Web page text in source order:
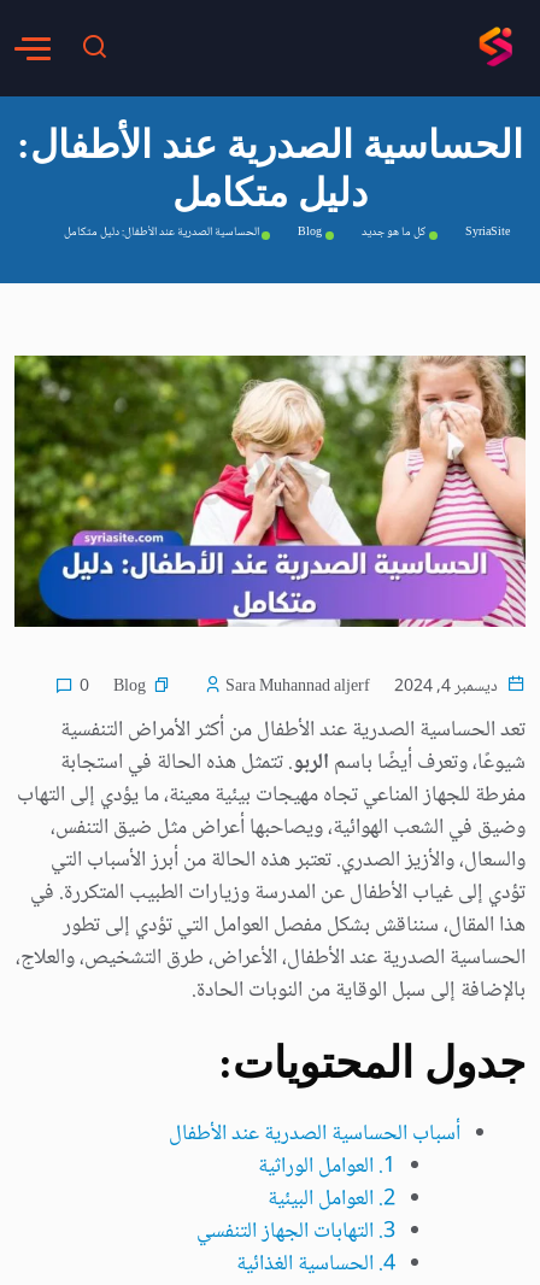
الحساسية الصدرية عند الأطفال:
دليل متكامل
SyriaSite كل ما هو جديد Blog الحساسية الصدرية عند الأطفال: دليل متكامل
ديسمبر 4, 2024 Sara Muhannad aljerf
Blog
0
تعد الحساسية الصدرية عند الأطفال من أكثر الأمراض التنفسية
شيوعًا، وتعرف أيضًا باسم الربو. تتمثل هذه الحالة في استجابة
مفرطة للجهاز المناعي تجاه مهيجات بيئية معينة، ما يؤدي إلى التهاب
وضيق في الشعب الهوائية، ويصاحبها أعراض مثل ضيق التنفس،
والسعال، والأزيز الصدري. تعتبر هذه الحالة من أبرز الأسباب التي
تؤدي إلى غياب الأطفال عن المدرسة وزيارات الطبيب المتكررة. في
هذا المقال، سنناقش بشكل مفصل العوامل التي تؤدي إلى تطور
الحساسية الصدرية عند الأطفال، الأعراض، طرق التشخيص، والعلاج،
بالإضافة إلى سبل الوقاية من النوبات الحادة.
جدول المحتويات:
أسباب الحساسية الصدرية عند الأطفال
1. العوامل الوراثية
2. العوامل البيئية
3. التهابات الجهاز التنفسي
4. الحساسية الغذائية